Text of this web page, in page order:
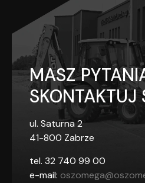
MASZ
SKONTAKTUJ
ul. Saturna 2
41-800 Zabrze
tel. 32 740 99 00
e-mail: